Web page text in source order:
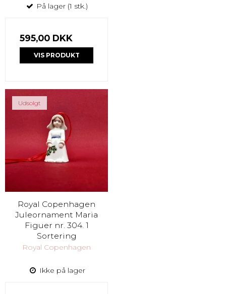
På lager (1 stk.)
595,00 DKK
VIS PRODUKT
Udsolgt
Royal Copenhagen
Juleornament Maria
Figuer nr. 304. 1
Sortering
Royal Copenhagen
Ikke på lager